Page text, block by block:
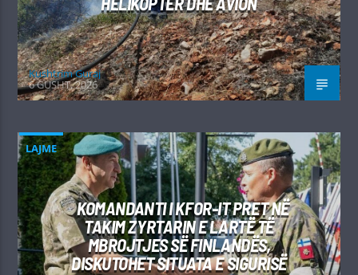
Kushtrim Guraj
6 GUSHT, 2026
LAJME
KOMANDANTI I KFOR-IT PRET NË
TAKIM ZYRTARIN E LARTË TË
MBROJTJES SË FINLANDËS,
DISKUTOHET SITUATA E SIGURISË